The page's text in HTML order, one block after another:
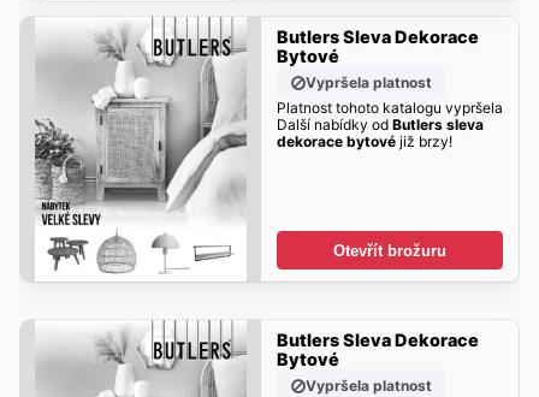
Butlers Sleva Dekorace
Bytové
Vypršela platnost
Platnost tohoto katalogu vypršela
Další nabídky od Butlers sleva
dekorace bytovéjiž brzy!
Otevřít brožuru
Butlers Sleva Dekorace
Bytové
Vypršela platnost